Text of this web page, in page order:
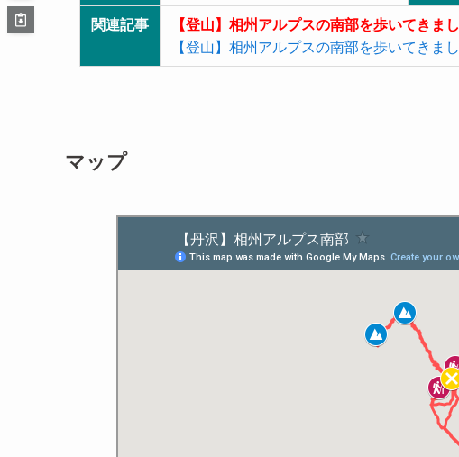
関連記事
【登山】相州アルプスの南部を歩いてきま
【登山】相州アルプスの南部を歩いてきま
マップ